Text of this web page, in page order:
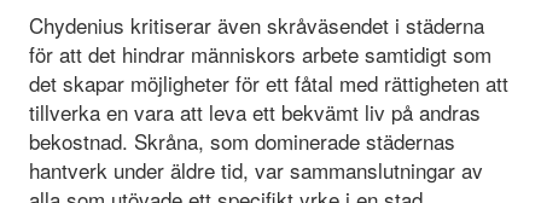
Chydenius kritiserar även skråväsendet i städerna
för att det hindrar människors arbete samtidigt som
det skapar möjligheter för ett fåtal med rättigheten att
tillverka en vara att leva ett bekvämt liv på andras
bekostnad. Skråna, som dominerade städernas
hantverk under äldre tid, var sammanslutningar av